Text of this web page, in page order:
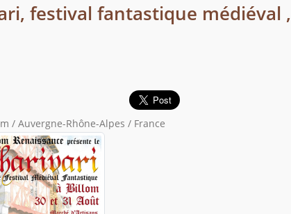
festival fantastique médiéval ,
/ Auvergne-Rhône-Alpes / France